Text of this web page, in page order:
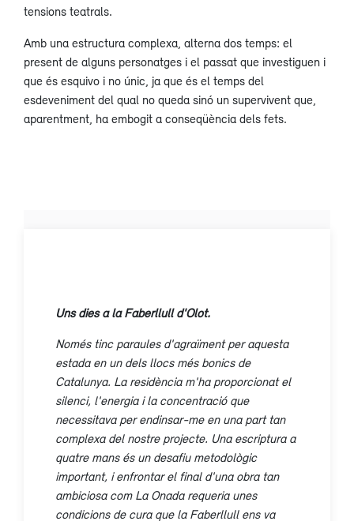
tensions teatrals.
Amb una estructura complexa, alterna dos temps: el
present de alguns personatges i el passat que investiguen i
que és esquivo i no únic, ja que és el temps del
esdeveniment del qual no queda sinó un supervivent que,
aparentment, ha embogit a conseqüència dels fets.
Uns dies a la Faberllull d'Olot.
Només tinc paraules d'agraïment per aquesta
estada en un dels llocs més bonics de
Catalunya. La residència m'ha proporcionat el
silenci, l'energia i la concentració que
necessitava per endinsar-me en una part tan
complexa del nostre projecte. Una escriptura a
quatre mans és un desafiu metodològic
important, i enfrontar el final d'una obra tan
ambiciosa com La Onada requeria unes
condicions de cura que la Faberllull ens va